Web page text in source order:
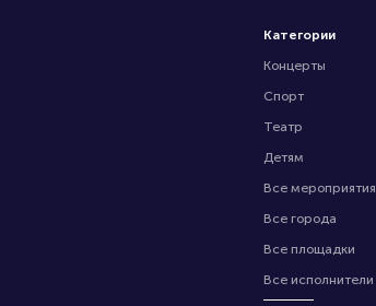
Категории
Концерты
Спорт
Театр
Детям
Все мероприятия
Все города
Все площадки
Все исполнители